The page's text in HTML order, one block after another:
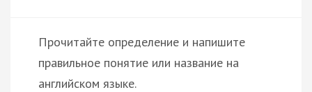
Прочитайте определение и напишите
правильное понятие или название на
английском языке.